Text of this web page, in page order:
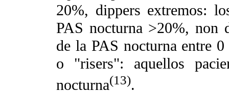
20%, dippers extremos:
PAS nocturna >20%, non
de la PAS nocturna entre
o "risers": aquellos
nocturna(13).